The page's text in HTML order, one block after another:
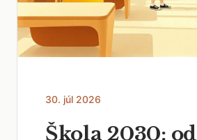
30. júl 2026
Škola 2030: od